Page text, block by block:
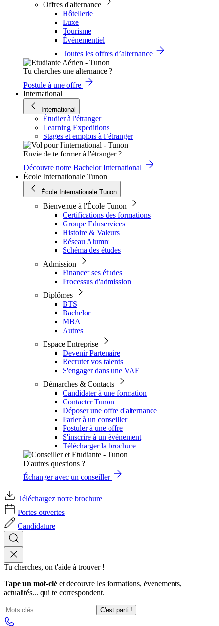
Offres d'alternance
Hôtellerie
Luxe
Tourisme
Évènementiel
Toutes les offres d’alternance
Tu cherches une alternance ?
Postule à une offre
International
International
Étudier à l'étranger
Learning Expeditions
Stages et emplois à l’étranger
Envie de te former à l'étranger ?
Découvre notre Bachelor International
École Internationale Tunon
École Internationale Tunon
Bienvenue à l'École Tunon
Certifications des formations
Groupe Eduservices
Histoire & Valeurs
Réseau Alumni
Schéma des études
Admission
Financer ses études
Processus d'admission
Diplômes
BTS
Bachelor
MBA
Autres
Espace Entreprise
Devenir Partenaire
Recruter vos talents
S'engager dans une VAE
Démarches & Contacts
Candidater à une formation
Contacter Tunon
Déposer une offre d'alternance
Parler à un conseiller
Postuler à une offre
S'inscrire à un évènement
Télécharger la brochure
D'autres questions ?
Échanger avec un conseiller
Téléchargez notre brochure
Portes ouvertes
Candidature
Tu cherches, on t'aide à trouver !
Tape un mot-clé et découvre les formations, événements,
actualités... qui te correspondent.
C'est parti !